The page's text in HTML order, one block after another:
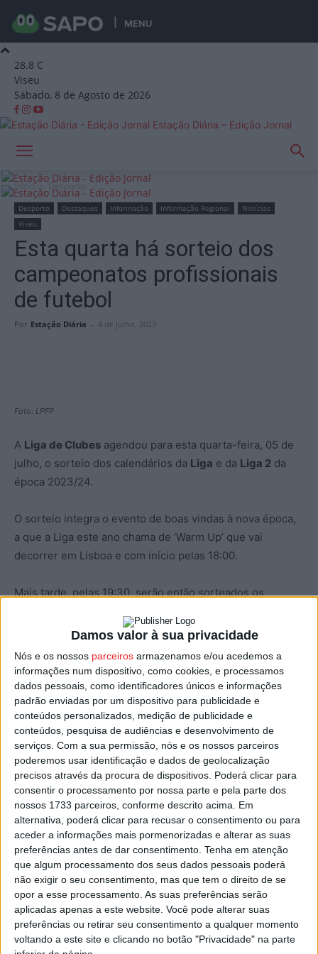
Damos valor à sua privacidade
Nós e os nossos parceiros armazenamos e/ou acedemos a
informações num dispositivo, como cookies, e processamos
dados pessoais, como identificadores únicos e informações
padrão enviadas por um dispositivo para publicidade e
conteúdos personalizados, medição de publicidade e
conteúdos, pesquisa de audiências e desenvolvimento de
serviços. Com a sua permissão, nós e os nossos parceiros
poderemos usar identificação e dados de geolocalização
precisos através da procura de dispositivos. Poderá clicar para
consentir o processamento por nossa parte e pela parte dos
nossos 1733 parceiros, conforme descrito acima. Em
alternativa, poderá clicar para recusar o consentimento ou para
aceder a informações mais pormenorizadas e alterar as suas
preferências antes de dar consentimento. Tenha em atenção
que algum processamento dos seus dados pessoais poderá
não exigir o seu consentimento, mas que tem o direito de se
opor a esse processamento. As suas preferências serão
aplicadas apenas a este website. Você pode alterar suas
preferências ou retirar seu consentimento a qualquer momento
voltando a este site e clicando no botão "Privacidade" na parte
MENU
28.8 C
Viseu
Sábado, 8 de Agosto de 2026
Estação Diária – Edição Jornal
Início Desporto
Desporto Destaques Informação Informação Regional
Notícias
Viseu
Esta quarta há sorteio dos
campeonatos profissionais
de futebol
Por Estação Diária - 4 de Julho, 2023
Foto: LPFP
A Liga de Clubes agendou para esta quarta-feira, 05 de
julho, o sorteio dos calendários da Liga e da Liga 2 da
época 2023/24.
O sorteio integra o evento de boas vindas à nova época,
a que a Liga este ano chama de ‘Warm Up’ que vai
decorrer em Lisboa e com início pelas 18:00.
Mais tarde, pelas 19:30, serão então sorteados os
Académico de Viseu e Tondela a conheceram o percurso
futebol.
A competição arranca no fim de semana de 12 e 13 de
agosto, com o final previsto para 19 de maio de 2024.
Esta e outras notícias para ouvir na Estação Diária – 96.8
FM ou emwww.968.fm.
TAGS Académico de Viseu Futebol Liga 2
Sorteio
Tondela
Viseu